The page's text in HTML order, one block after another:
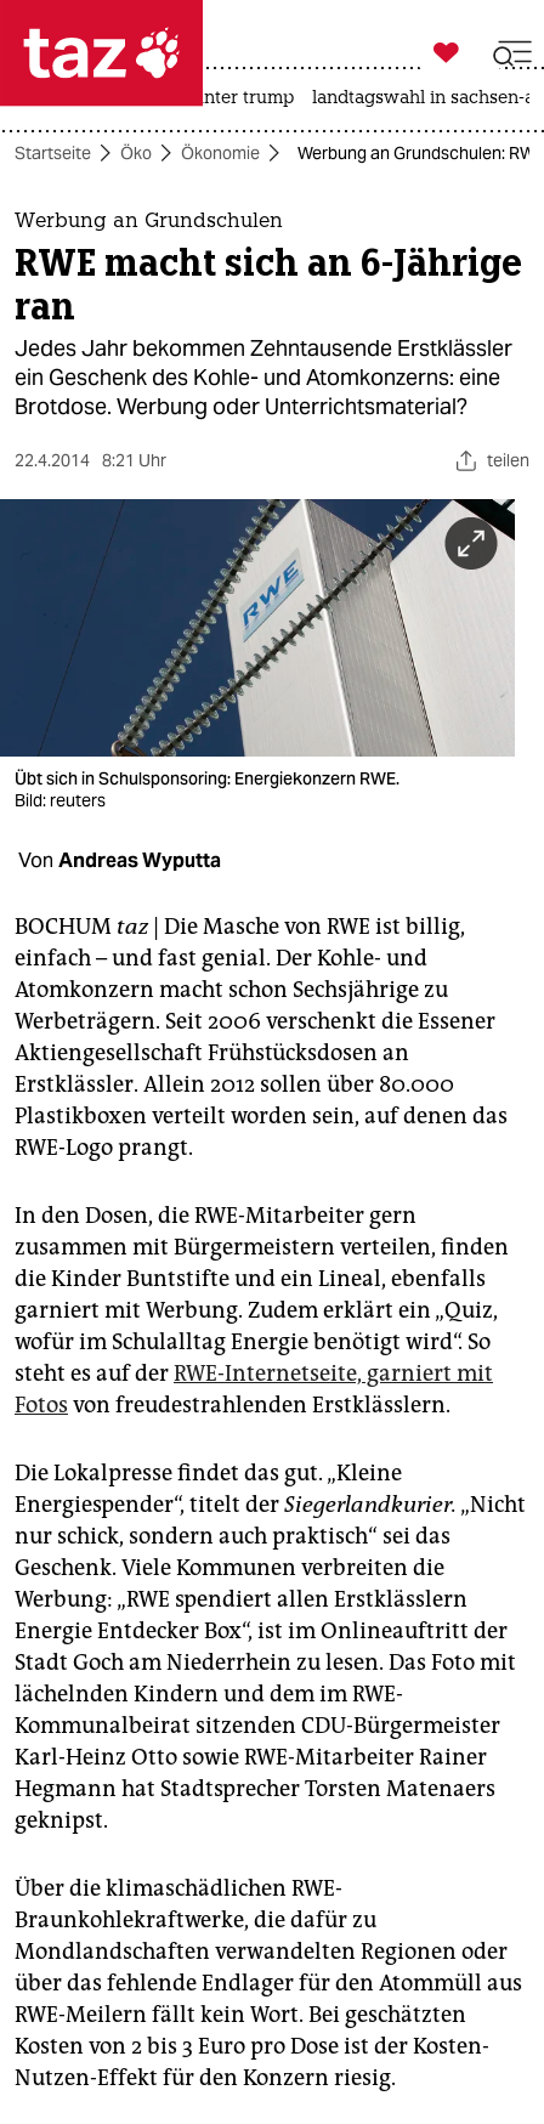
 taz zahl ich
taz zahl ich
themen
politik
öko
gesellschaft
sport
wahrheit
verlag
verlag
veranstaltungen
shop
unterstützen
abo
genossenschaft
epaper login

taz zahl ich
usa unter trump landtagswahl in sachsen-
Startseite Öko Ökonomie Werbung an Grundschulen:
Werbung an Grundschulen
RWE macht sich an 6-Jährige
ran
Jedes Jahr bekommen Zehntausende Erstklässler
ein Geschenk des Kohle- und Atomkonzerns: eine
Brotdose. Werbung oder Unterrichtsmaterial?
22.4.2014 8:21 Uhr teilen
Übt sich in Schulsponsoring: Energiekonzern RWE.
Bild: reuters
Von Andreas Wyputta
BOCHUM taz| Die Masche von RWE ist billig,
einfach – und fast genial. Der Kohle- und
Atomkonzern macht schon Sechsjährige zu
Werbeträgern. Seit 2006 verschenkt die Essener
Aktiengesellschaft Frühstücksdosen an
Erstklässler. Allein 2012 sollen über 80.000
Plastikboxen verteilt worden sein, auf denen das
RWE-Logo prangt.
In den Dosen, die RWE-Mitarbeiter gern
zusammen mit Bürgermeistern verteilen, finden
die Kinder Buntstifte und ein Lineal, ebenfalls
garniert mit Werbung. Zudem erklärt ein „Quiz,
wofür im Schulalltag Energie benötigt wird“. So
steht es auf derRWE-Internetseite, garniert mit
Fotos von freudestrahlenden Erstklässlern.
Die Lokalpresse findet das gut. „Kleine
Energiespender“, titelt derSiegerlandkurier. „Nicht
nur schick, sondern auch praktisch“ sei das
Geschenk. Viele Kommunen verbreiten die
Werbung: „RWE spendiert allen Erstklässlern
Energie Entdecker Box“, ist im Onlineauftritt der
Stadt Goch am Niederrhein zu lesen. Das Foto mit
lächelnden Kindern und dem im RWE-
Kommunalbeirat sitzenden CDU-Bürgermeister
Karl-Heinz Otto sowie RWE-Mitarbeiter Rainer
Hegmann hat Stadtsprecher Torsten Matenaers
geknipst.
Über die klimaschädlichen RWE-
Braunkohlekraftwerke, die dafür zu
Mondlandschaften verwandelten Regionen oder
über das fehlende Endlager für den Atommüll aus
RWE-Meilern fällt kein Wort. Bei geschätzten
Kosten von 2 bis 3 Euro pro Dose ist der Kosten-
Nutzen-Effekt für den Konzern riesig.